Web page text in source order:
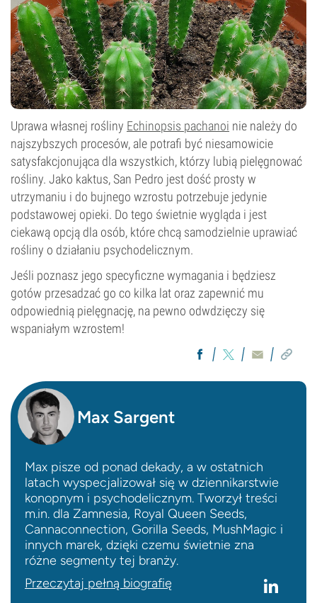
Uprawa własnej rośliny Echinopsis pachanoi nie należy do
najszybszych procesów, ale potrafi być niesamowicie
satysfakcjonująca dla wszystkich, którzy lubią pielęgnować
rośliny. Jako kaktus, San Pedro jest dość prosty w
utrzymaniu i do bujnego wzrostu potrzebuje jedynie
podstawowej opieki. Do tego świetnie wygląda i jest
ciekawą opcją dla osób, które chcą samodzielnie uprawiać
rośliny o działaniu psychodelicznym.
Jeśli poznasz jego specyficzne wymagania i będziesz
gotów przesadzać go co kilka lat oraz zapewnić mu
odpowiednią pielęgnację, na pewno odwdzięczy się
wspaniałym wzrostem!
Max Sargent
Max pisze od ponad dekady, a w ostatnich
latach wyspecjalizował się w dziennikarstwie
konopnym i psychodelicznym. Tworzył treści
m.in. dla Zamnesia, Royal Queen Seeds,
Cannaconnection, Gorilla Seeds, MushMagic i
innych marek, dzięki czemu świetnie zna
różne segmenty tej branży.
Przeczytaj pełną biografię